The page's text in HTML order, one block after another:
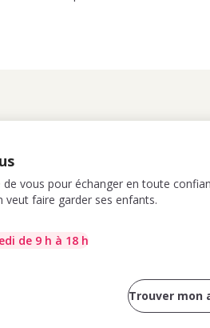
de vous pour échanger en toute
faire garder ses enfants.
de 9 h à 18 h
Trouver mon